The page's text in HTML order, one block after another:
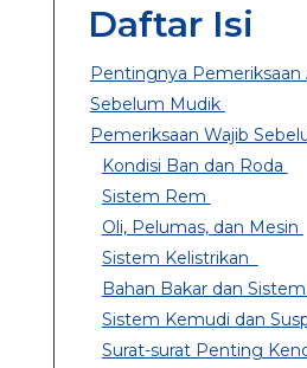
Daftar Isi
Pentingnya Pemeriksaan
Sebelum Mudik
Pemeriksaan Wajib
Kondisi Ban dan Roda
Sistem Rem
Oli, Pelumas, dan Mesin
Sistem Kelistrikan
Bahan Bakar dan
Sistem Kemudi dan
Surat-surat Penting